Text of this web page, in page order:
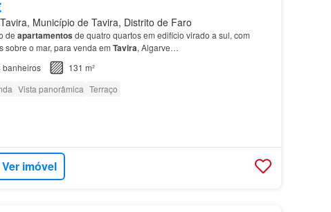
Município de Tavira, Distrito de Faro
de apartamentos de quatro quartos em edifício virado a sul, com
sobre o mar, para venda em Tavira, Algarve…
banheiros
131 m²
Vista panorâmica Terraço
Ver imóvel